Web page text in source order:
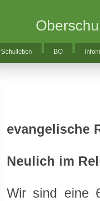
Schulleben BO
evangelische
Neulich im
Wir sind eine